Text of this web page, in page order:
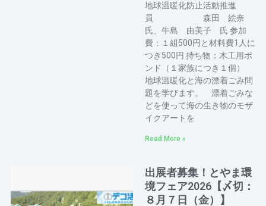
地球温暖化防止活動推進
員 森田 絵奈
氏、牛島 由美子 氏 参加
費：１組500円と材料費1人に
つき500円 持ち物：木工用ボ
ンド（１家族につき１個）
地球温暖化と海の漂着ごみ問
題を学びます。 漂着ごみな
どを使って海の生き物のモザ
イクアートを
Read More »
出展者募集！とやま環
境フェア2026【〆切：
８月７日（金）】